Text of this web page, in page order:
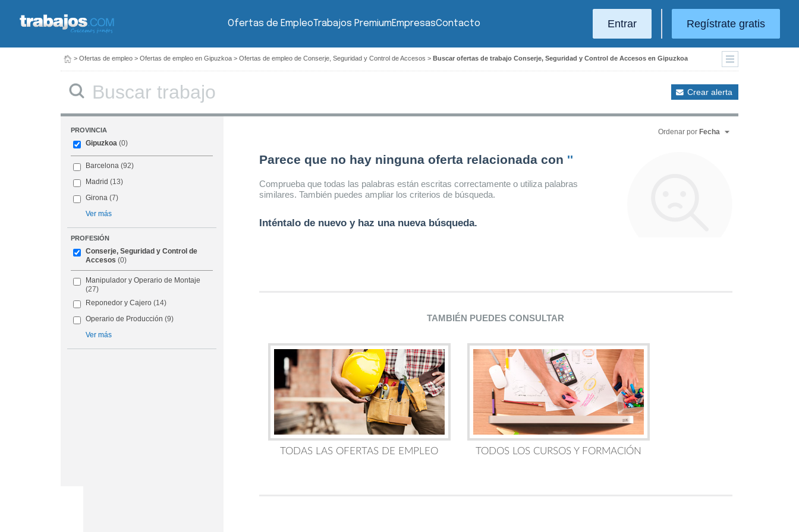
Ofertas de EmpleoTrabajos PremiumEmpresasContacto Entrar Regístrate gratis
> Ofertas de empleo > Ofertas de empleo en Gipuzkoa > Ofertas de empleo de Conserje, Seguridad y Control de Accesos > Buscar ofertas de trabajo Conserje, Seguridad y Control de Accesos en Gipuzkoa
Crear alerta
PROVINCIA
Gipuzkoa (0)
Barcelona (92)
Madrid (13)
Girona (7)
Ver más
PROFESIÓN
Conserje, Seguridad y Control de
Accesos (0)
Manipulador y Operario de Montaje
(27)
Reponedor y Cajero (14)
Operario de Producción (9)
Ver más
Ordenar por Fecha
Parece que no hay ninguna oferta relacionada con ''
Comprueba que todas las palabras están escritas correctamente o utiliza palabras
similares. También puedes ampliar los criterios de búsqueda.
Inténtalo de nuevo y haz una nueva búsqueda.
TAMBIÉN PUEDES CONSULTAR
TODAS LAS OFERTAS DE EMPLEO TODOS LOS CURSOS Y FORMACIÓN